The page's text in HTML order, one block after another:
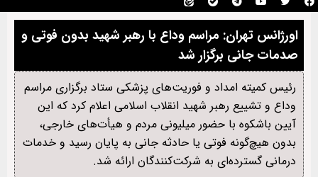
اورژانس تهران: مراسم وداع با رهبر شهید بدون فوتی و
صدمات جانی برگزار شد
رئیس کمیته امداد و فوریت‌های پزشکی ستاد برگزاری مراسم
وداع و تشییع رهبر شهید انقلاب اسلامی اعلام کرد که این
آیین باشکوه با حضور میلیونی مردم و هیأت‌های خارجی،
بدون هیچ‌گونه فوتی یا حادثه جانی به پایان رسید و خدمات
درمانی گسترده‌ای به شرکت‌کنندگان ارائه شد.